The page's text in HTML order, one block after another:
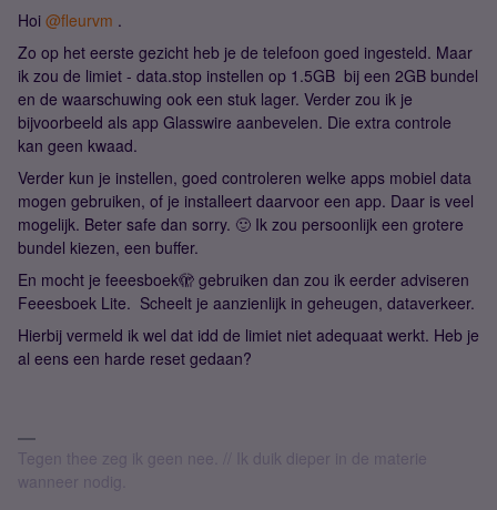
Hoi ​ @fleurvm .
Zo op het eerste gezicht heb je de telefoon goed ingesteld. Maar
ik zou de limiet - data.stop instellen op 1.5GB bij een 2GB bundel
en de waarschuwing ook een stuk lager. Verder zou ik je
bijvoorbeeld als app Glasswire aanbevelen. Die extra controle
kan geen kwaad.
Verder kun je instellen, goed controleren welke apps mobiel data
mogen gebruiken, of je installeert daarvoor een app. Daar is veel
mogelijk. Beter safe dan sorry. 🙂 Ik zou persoonlijk een grotere
bundel kiezen, een buffer.
En mocht je feeesboek🫣 gebruiken dan zou ik eerder adviseren
Feeesboek Lite. Scheelt je aanzienlijk in geheugen, dataverkeer.
Hierbij vermeld ik wel dat idd de limiet niet adequaat werkt. Heb je
al eens een harde reset gedaan?
Tegen thee zeg ik geen nee. // Ik duik dieper in de materie
wanneer nodig.